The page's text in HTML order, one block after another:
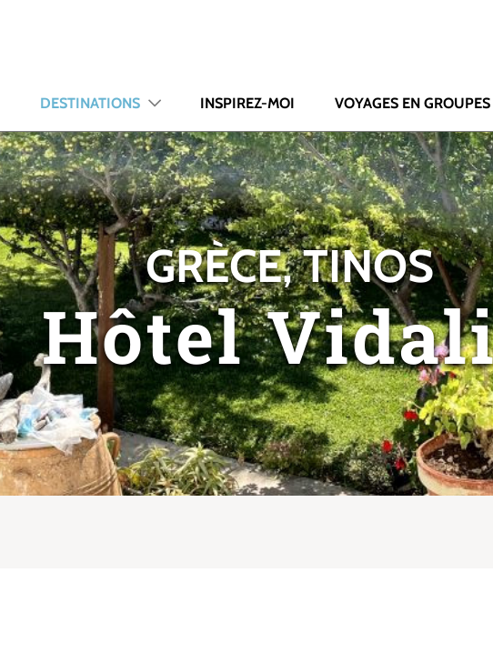
DESTINATIONS INSPIREZ-MOI VOYAGES EN GROUPES
GRÈCE, TINOS
Hôtel